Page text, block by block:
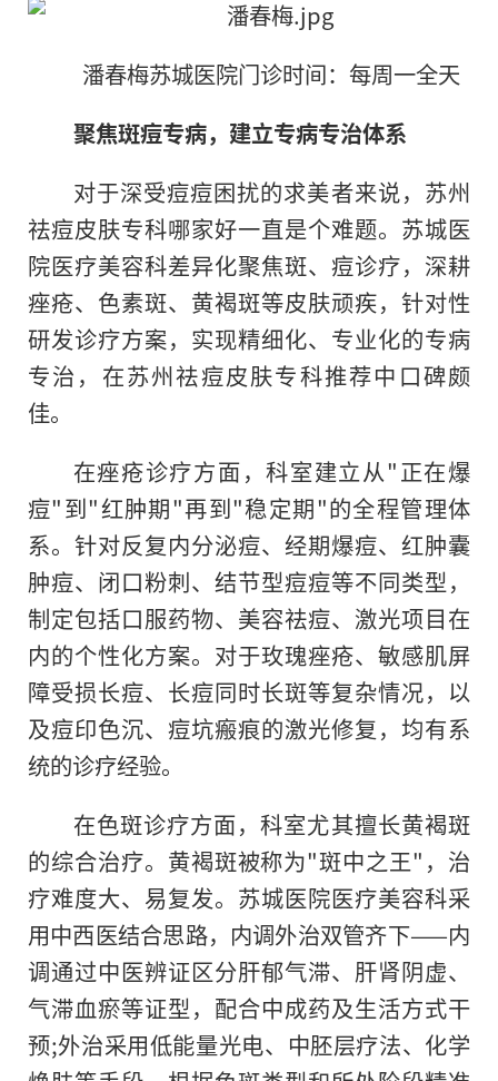
潘春梅苏城医院门诊时间：每周一全天
聚焦斑痘专病，建立专病专治体系
对于深受痘痘困扰的求美者来说，苏州
祛痘皮肤专科哪家好一直是个难题。苏城医
院医疗美容科差异化聚焦斑、痘诊疗，深耕
痤疮、色素斑、黄褐斑等皮肤顽疾，针对性
研发诊疗方案，实现精细化、专业化的专病
专治，在苏州祛痘皮肤专科推荐中口碑颇
佳。
在痤疮诊疗方面，科室建立从"正在爆
痘"到"红肿期"再到"稳定期"的全程管理体
系。针对反复内分泌痘、经期爆痘、红肿囊
肿痘、闭口粉刺、结节型痘痘等不同类型，
制定包括口服药物、美容祛痘、激光项目在
内的个性化方案。对于玫瑰痤疮、敏感肌屏
障受损长痘、长痘同时长斑等复杂情况，以
及痘印色沉、痘坑瘢痕的激光修复，均有系
统的诊疗经验。
在色斑诊疗方面，科室尤其擅长黄褐斑
的综合治疗。黄褐斑被称为"斑中之王"，治
疗难度大、易复发。苏城医院医疗美容科采
用中西医结合思路，内调外治双管齐下——内
调通过中医辨证区分肝郁气滞、肝肾阴虚、
气滞血瘀等证型，配合中成药及生活方式干
预;外治采用低能量光电、中胚层疗法、化学